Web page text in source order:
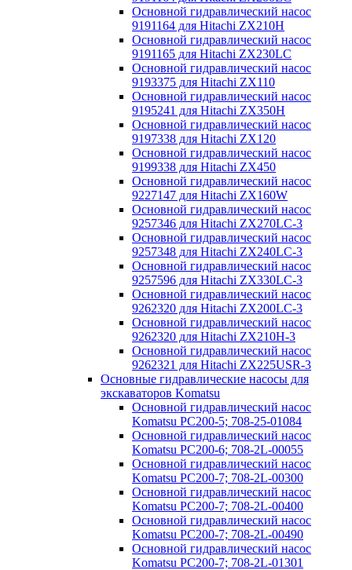
Основной гидравлический насос
9191164 для Hitachi ZX210H
Основной гидравлический насос
9191165 для Hitachi ZX230LC
Основной гидравлический насос
9193375 для Hitachi ZX110
Основной гидравлический насос
9195241 для Hitachi ZX350H
Основной гидравлический насос
9197338 для Hitachi ZX120
Основной гидравлический насос
9199338 для Hitachi ZX450
Основной гидравлический насос
9227147 для Hitachi ZX160W
Основной гидравлический насос
9257346 для Hitachi ZX270LC-3
Основной гидравлический насос
9257348 для Hitachi ZX240LC-3
Основной гидравлический насос
9257596 для Hitachi ZX330LC-3
Основной гидравлический насос
9262320 для Hitachi ZX200LC-3
Основной гидравлический насос
9262320 для Hitachi ZX210H-3
Основной гидравлический насос
9262321 для Hitachi ZX225USR-3
Основные гидравлические насосы для
экскаваторов Komatsu
Основной гидравлический насос
Komatsu PC200-5; 708-25-01084
Основной гидравлический насос
Komatsu PC200-6; 708-2L-00055
Основной гидравлический насос
Komatsu PC200-7; 708-2L-00300
Основной гидравлический насос
Komatsu PC200-7; 708-2L-00400
Основной гидравлический насос
Komatsu PC200-7; 708-2L-00490
Основной гидравлический насос
Komatsu PC200-7; 708-2L-01301